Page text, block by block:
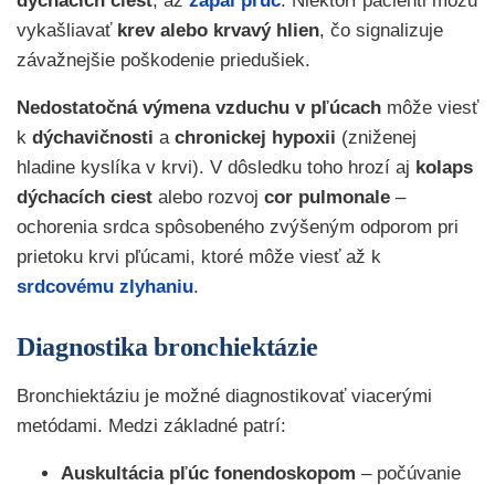
vykašliavať krev alebo krvavý hlien, čo signalizuje
závažnejšie poškodenie priedušiek.
Nedostatočná výmena vzduchu v pľúcach môže viesť
k dýchavičnosti a chronickej hypoxii (zniženej
hladine kyslíka v krvi). V dôsledku toho hrozí aj kolaps
dýchacích ciest alebo rozvoj cor pulmonale –
ochorenia srdca spôsobeného zvýšeným odporom pri
prietoku krvi pľúcami, ktoré môže viesť až k
srdcovému zlyhaniu.
Diagnostika bronchiektázie
Bronchiektáziu je možné diagnostikovať viacerými
metódami. Medzi základné patrí:
Auskultácia pľúc fonendoskopom – počúvanie